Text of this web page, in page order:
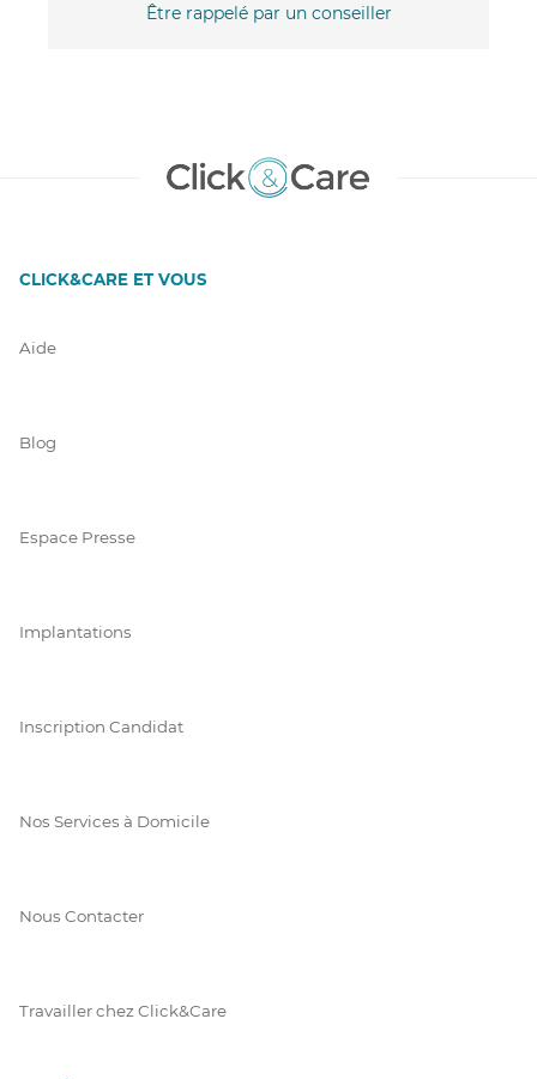
Être rappelé par un conseiller
CLICK&CARE ET VOUS
Aide
Blog
Espace Presse
Implantations
Inscription Candidat
Nos Services à Domicile
Nous Contacter
Travailler chez Click&Care